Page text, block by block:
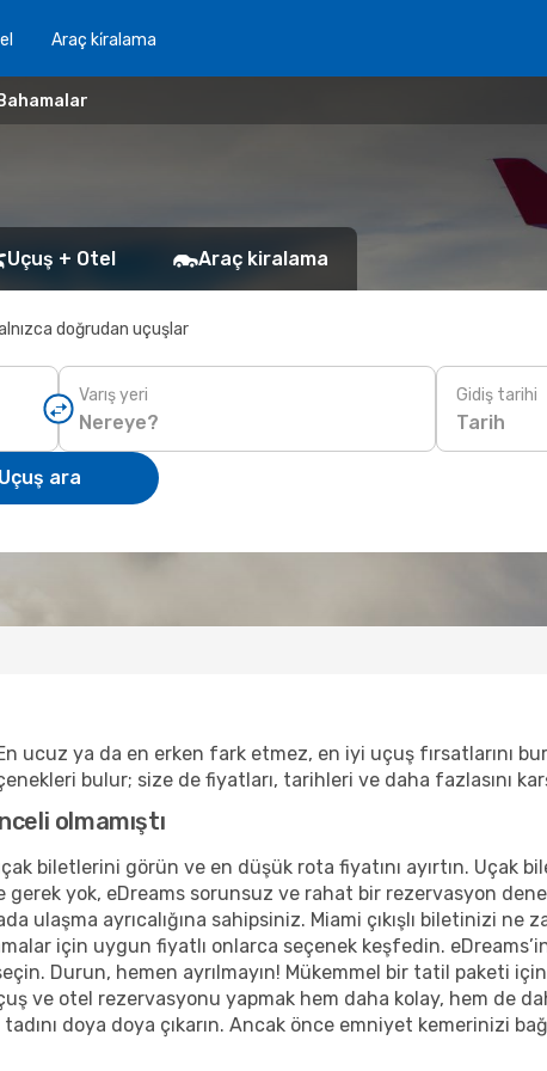
Araç ki̇ralama
Uçuş + Otel Araç kiralama
doğrudan uçuşlar
Varış yeri Gidiş tarihi
Tarih
Uçuş ara
ucuz ya da en erken fark etmez, en iyi uçuş fırsatlarını
bulur; size de fiyatları, tarihleri ve daha fazlasını
olmamıştı
biletlerini görün ve en düşük rota fiyatını ayırtın. Uçak
gerek yok, eDreams sorunsuz ve rahat bir rezervasyon
ulaşma ayrıcalığına sahipsiniz. Miami çıkışlı biletinizi ne
için uygun fiyatlı onlarca seçenek keşfedin.
Durun, hemen ayrılmayın! Mükemmel bir tatil paketi
ve otel rezervasyonu yapmak hem daha kolay, hem de
doya doya çıkarın. Ancak önce emniyet kemerinizi